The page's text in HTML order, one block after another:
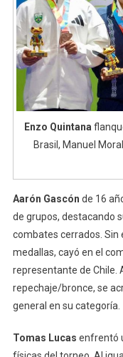
Enzo Quintana
Brasil, Manuel
Aarón Gascón de 16
de grupos, destacando
combates cerrados. Sin
medallas, cayó en el
representante de Chile.
repechaje/bronce, se
general en su categoría.
Tomas Lucas enfrentó